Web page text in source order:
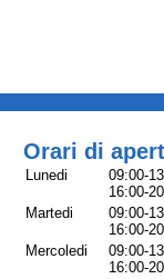
Orari di
Lunedi
09:00-
16:00-
Martedi
09:00-
16:00-
Mercoledi
09:00-
16:00-